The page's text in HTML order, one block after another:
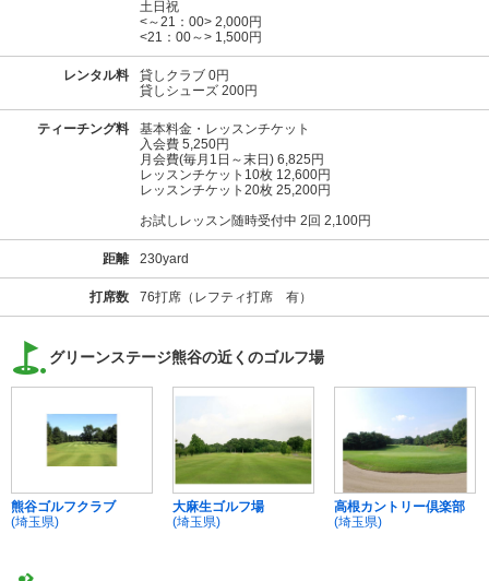
土日祝
<～21：00> 2,000円
<21：00～> 1,500円
レンタル料
貸しクラブ 0円
貸しシューズ 200円
ティーチング料
基本料金・レッスンチケット
入会費 5,250円
月会費(毎月1日～末日) 6,825円
レッスンチケット10枚 12,600円
レッスンチケット20枚 25,200円
お試しレッスン随時受付中 2回 2,100円
距離 230yard
打席数 76打席（レフティ打席 有）
グリーンステージ熊谷の近くのゴルフ場
熊谷ゴルフクラブ
(埼玉県)
大麻生ゴルフ場
(埼玉県)
高根カントリー倶楽部
(埼玉県)